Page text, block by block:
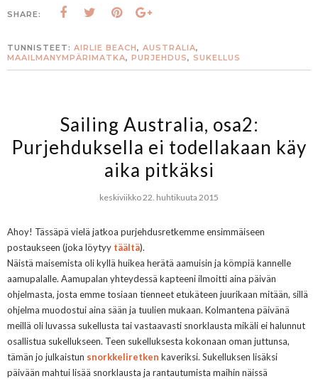
SHARE:
TUNNISTEET: AIRLIE BEACH, AUSTRALIA,
MAAILMANYMPÄRIMATKA, PURJEHDUS, SUKELLUS
Sailing Australia, osa2:
Purjehduksella ei todellakaan käy
aika pitkäksi
keskiviikko 22. huhtikuuta 2015
Ahoy! Tässäpä vielä jatkoa purjehdusretkemme ensimmäiseen
postaukseen (joka löytyy täältä).
Näistä maisemista oli kyllä huikea herätä aamuisin ja kömpiä kannelle
aamupalalle. Aamupalan yhteydessä kapteeni ilmoitti aina päivän
ohjelmasta, josta emme tosiaan tienneet etukäteen juurikaan mitään, sillä
ohjelma muodostui aina sään ja tuulien mukaan. Kolmantena päivänä
meillä oli luvassa sukellusta tai vastaavasti snorklausta mikäli ei halunnut
osallistua sukellukseen. Teen sukelluksesta kokonaan oman juttunsa,
tämän jo julkaistun snorkkeliretken kaveriksi. Sukelluksen lisäksi
päivään mahtui lisää snorklausta ja rantautumista maihin näissä